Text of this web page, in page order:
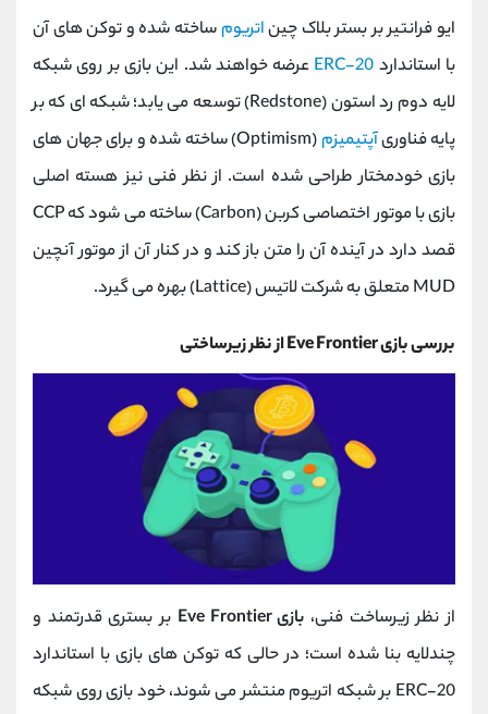
ایو فرانتیر بر بستر بلاک چیناتریوم ساخته شده و توکن ‌های آن
با استاندارد ERC-20 عرضه خواهند شد. این بازی بر روی شبکه
لایه دوم رد استون (Redstone) توسعه می ‌یابد؛ شبکه ‌ای که بر
پایه فناوریآپتیمیزم
(Optimism) ساخته شده و برای جهان ‌های
بازی خودمختار طراحی شده است. از نظر فنی نیز هسته اصلی
بازی با موتور اختصاصی کربن (Carbon) ساخته می ‌شود که CCP
قصد دارد در آینده آن را متن ‌باز کند و در کنار آن از موتور آنچین
MUD متعلق به شرکت لاتیس (Lattice) بهره می ‌گیرد.
بررسی بازی Eve Frontier از نظر زیرساختی
از نظر زیرساخت فنی، بازی Eve Frontier
بر بستری قدرتمند و
چندلایه بنا شده است؛ در حالی که توکن ‌های بازی با استاندارد
ERC-20 بر شبکه اتریوم منتشر می ‌شوند، خود بازی روی شبکه